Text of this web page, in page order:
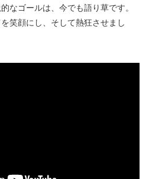
なゴールは、今でも語り草です。
笑顔にし、そして熱狂させまし